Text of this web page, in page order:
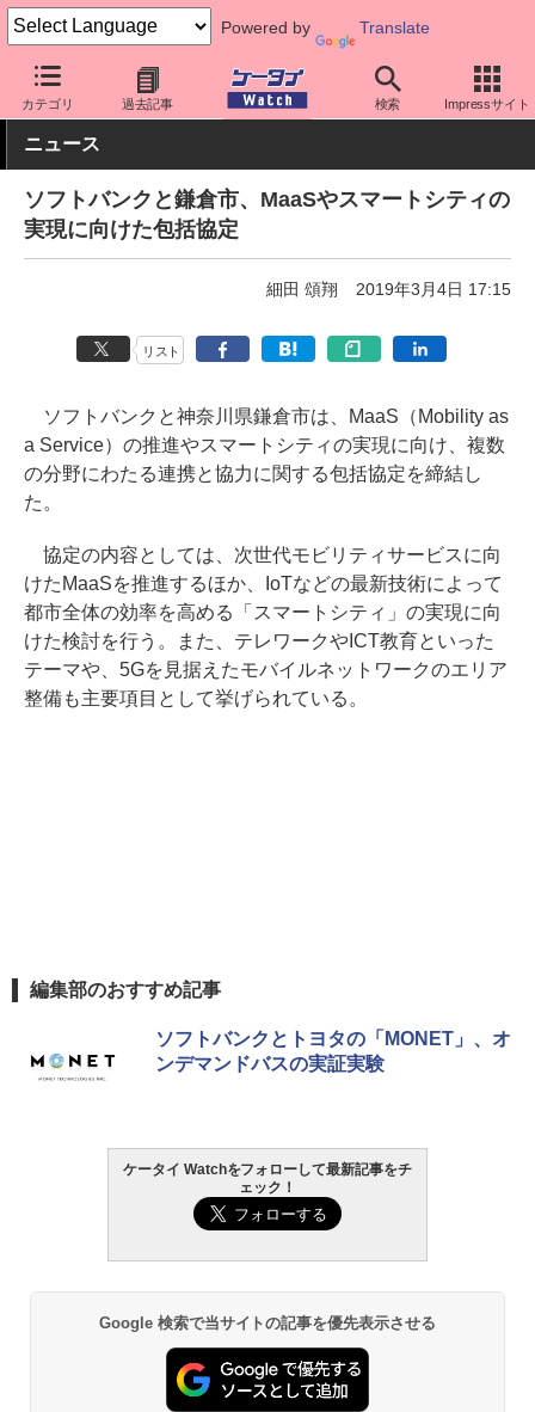
Powered by Translate
カテゴリ 過去記事 検索 Impressサイト
ケータイ Watch キャリア ソフトバンク その他
ニュース
ソフトバンクと鎌倉市、MaaSやスマートシティの
実現に向けた包括協定
細田 頌翔 2019年3月4日 17:15
リスト
ソフトバンクと神奈川県鎌倉市は、MaaS（Mobility as
a Service）の推進やスマートシティの実現に向け、複数
の分野にわたる連携と協力に関する包括協定を締結し
た。
協定の内容としては、次世代モビリティサービスに向
けたMaaSを推進するほか、IoTなどの最新技術によって
都市全体の効率を高める「スマートシティ」の実現に向
けた検討を行う。また、テレワークやICT教育といった
テーマや、5Gを見据えたモバイルネットワークのエリア
整備も主要項目として挙げられている。
編集部のおすすめ記事
ソフトバンクとトヨタの「MONET」、オ
ンデマンドバスの実証実験
ケータイ Watchをフォローして最新記事をチ
ェック！
Google 検索で当サイトの記事を優先表示させる